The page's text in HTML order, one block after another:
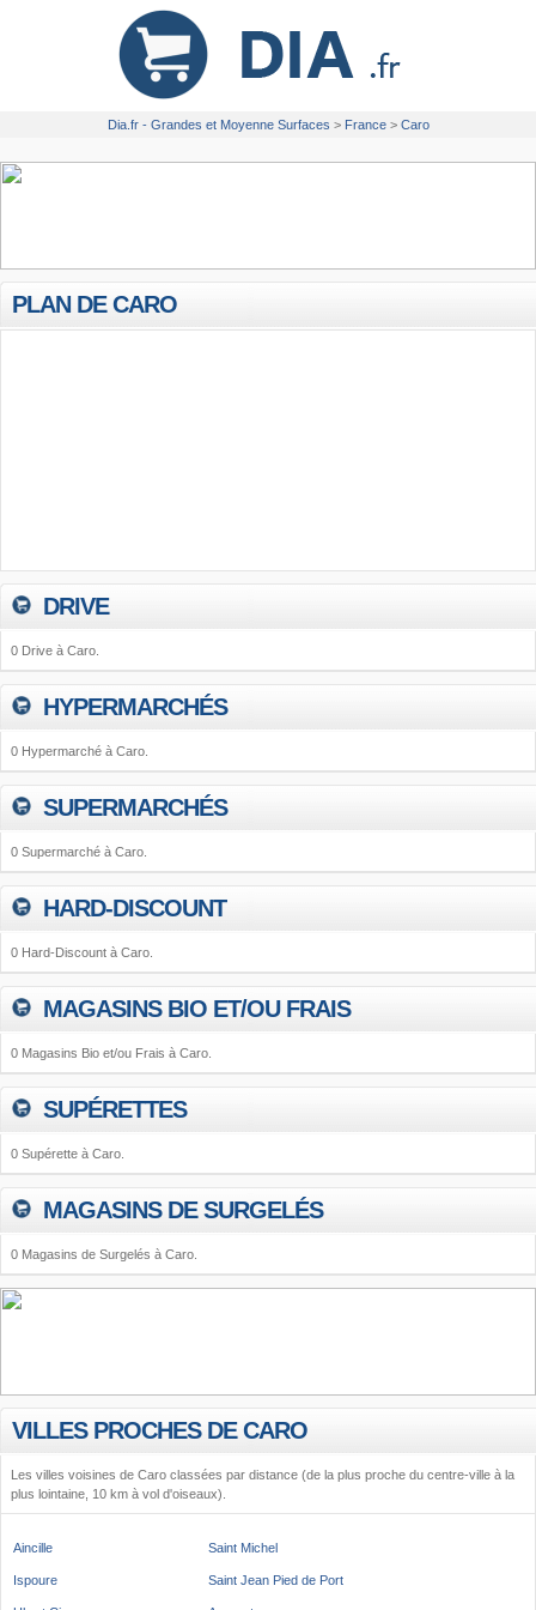
Dia.fr - Grandes et Moyenne Surfaces > France > Caro
PLAN DE CARO
DRIVE
0 Drive à Caro.
HYPERMARCHÉS
0 Hypermarché à Caro.
SUPERMARCHÉS
0 Supermarché à Caro.
HARD-DISCOUNT
0 Hard-Discount à Caro.
MAGASINS BIO ET/OU FRAIS
0 Magasins Bio et/ou Frais à Caro.
SUPÉRETTES
0 Supérette à Caro.
MAGASINS DE SURGELÉS
0 Magasins de Surgelés à Caro.
VILLES PROCHES DE CARO
Les villes voisines de Caro classées par distance (de la plus proche du centre-ville à la
plus lointaine, 10 km à vol d'oiseaux).
Aincille Saint Michel
Ispoure Saint Jean Pied de Port